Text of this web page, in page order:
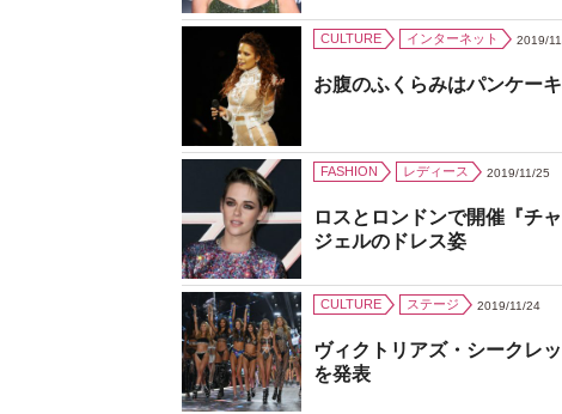
CULTURE インターネット 2019/
お腹のふくらみはパンケー
FASHION レディース 2019/11/25
ロスとロンドンで開催『チ
ジェルのドレス姿
CULTURE ステージ 2019/11/24
ヴィクトリアズ・シークレ
を発表